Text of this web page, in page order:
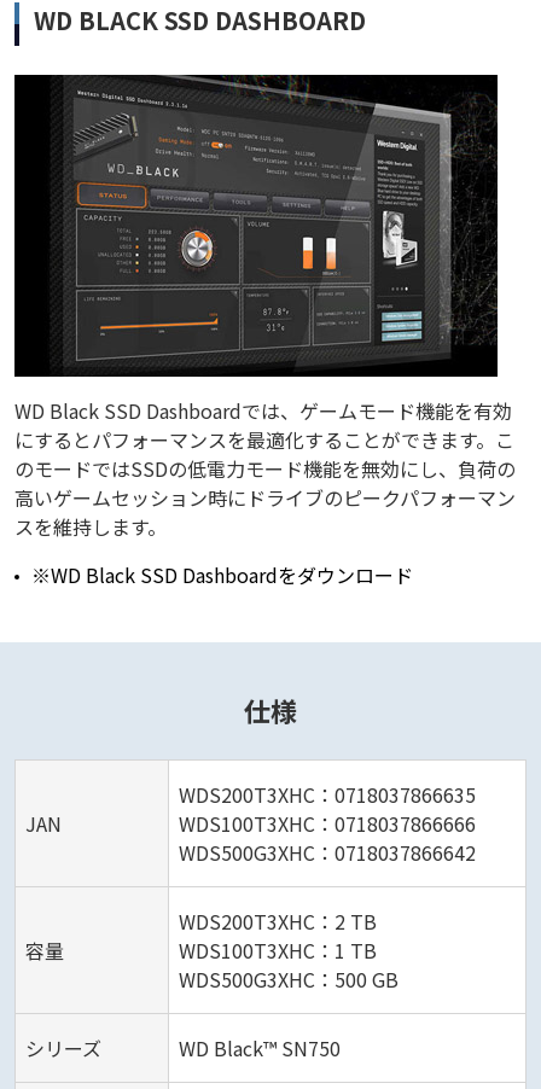
WD BLACK SSD DASHBOARD
WD Black SSD Dashboardでは、ゲームモード機能を有効
にするとパフォーマンスを最適化することができます。こ
のモードではSSDの低電力モード機能を無効にし、負荷の
高いゲームセッション時にドライブのピークパフォーマン
スを維持します。
※WD Black SSD Dashboardをダウンロード
仕様
JAN
WDS200T3XHC：0718037866635
WDS100T3XHC：0718037866666
WDS500G3XHC：0718037866642
容量
WDS200T3XHC：2 TB
WDS100T3XHC：1 TB
WDS500G3XHC：500 GB
シリーズ WD Black™ SN750